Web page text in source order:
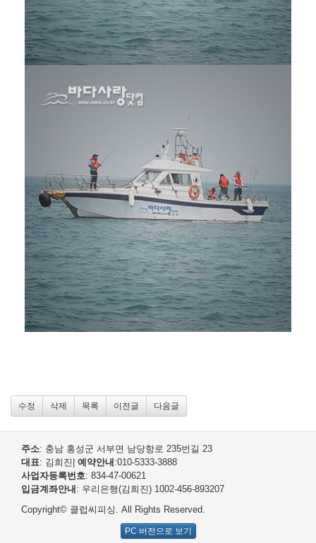
수정 삭제 목록 이전글 다음글
주소: 충남 홍성군 서부면 남당항로 235번길 23
대표: 김희진 예약안내 :010-5333-3888
사업자등록번호: 834-47-00621
입금계좌안내 : 우리은행(김희진) 1002-456-893207
Copyright© 클럽씨피싱. All Rights Reserved.
PC 버전으로 보기